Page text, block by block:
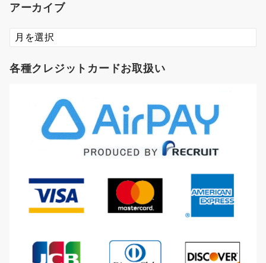
アーカイブ
ア
ー
イ
各種クレジットカードお取扱い